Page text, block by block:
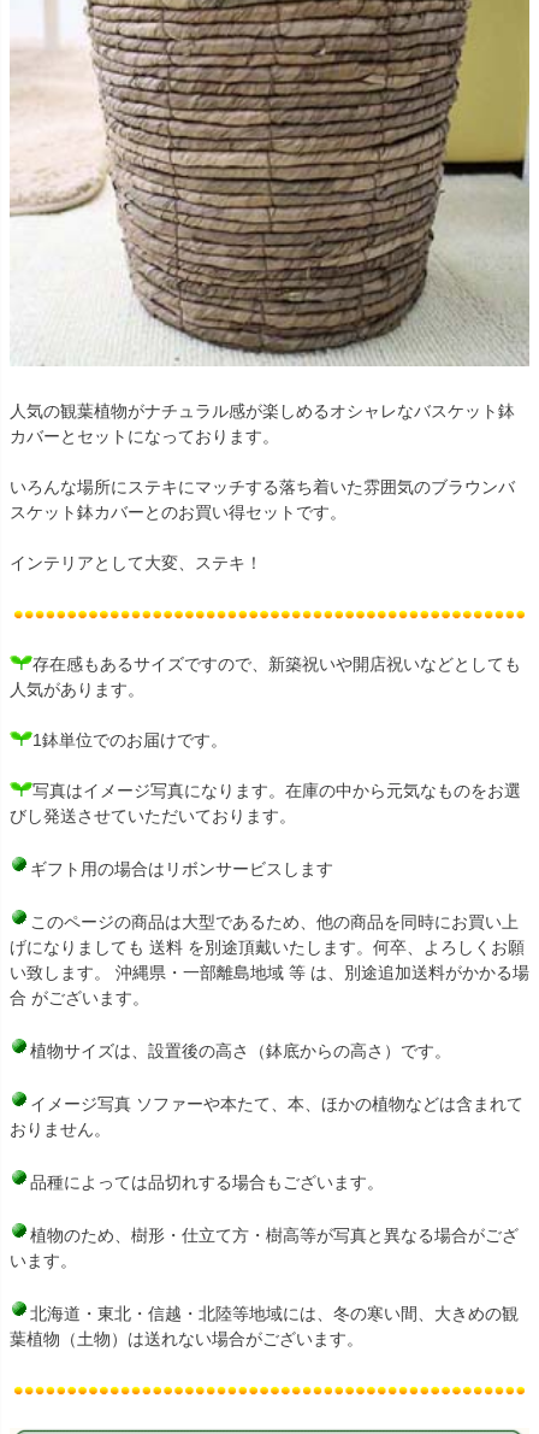
人気の観葉植物がナチュラル感が楽しめるオシャレなバスケット鉢
カバーとセットになっております。
いろんな場所にステキにマッチする落ち着いた雰囲気のブラウンバ
スケット鉢カバーとのお買い得セットです。
インテリアとして大変、ステキ！
存在感もあるサイズですので、新築祝いや開店祝いなどとしても
人気があります。
1鉢単位でのお届けです。
写真はイメージ写真になります。在庫の中から元気なものをお選
びし発送させていただいております。
ギフト用の場合はリボンサービスします
このページの商品は大型であるため、他の商品を同時にお買い上
げになりましても 送料 を別途頂戴いたします。何卒、よろしくお願
い致します。 沖縄県・一部離島地域 等 は、別途追加送料がかかる場
合 がございます。
植物サイズは、設置後の高さ（鉢底からの高さ）です。
イメージ写真 ソファーや本たて、本、ほかの植物などは含まれて
おりません。
品種によっては品切れする場合もございます。
植物のため、樹形・仕立て方・樹高等が写真と異なる場合がござ
います。
北海道・東北・信越・北陸等地域には、冬の寒い間、大きめの観
葉植物（土物）は送れない場合がございます。